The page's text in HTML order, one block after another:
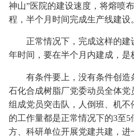
神山”医院的建设速度，将熔喷
程，半个月时间完成生产线建设。
正常情况下，完成这样的建
年时间，要在半个月内建成，是
有条件要上，没有条件创造
石化合成树脂厂党委动员全体党
组成党员突击队，人倒班、机不
的工作量都是正常情况下的3至5
方、科研单位开展党建共建，进